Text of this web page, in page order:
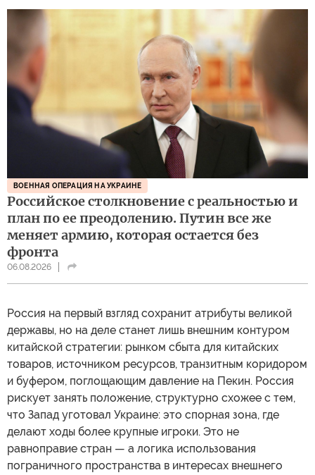
ВОЕННАЯ ОПЕРАЦИЯ НА УКРАИНЕ
Российское столкновение с реальностью и
план по ее преодолению. Путин все же
меняет армию, которая остается без
фронта
06.08.2026
Россия на первый взгляд сохранит атрибуты великой
державы, но на деле станет лишь внешним контуром
китайской стратегии: рынком сбыта для китайских
товаров, источником ресурсов, транзитным коридором
и буфером, поглощающим давление на Пекин. Россия
рискует занять положение, структурно схожее с тем,
что Запад уготовал Украине: это спорная зона, где
делают ходы более крупные игроки. Это не
равноправие стран — а логика использования
пограничного пространства в интересах внешнего